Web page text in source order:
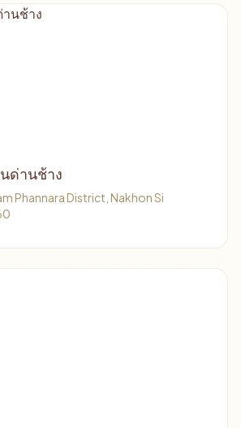
ด่านช้าง
Phannara District, Nakhon Si